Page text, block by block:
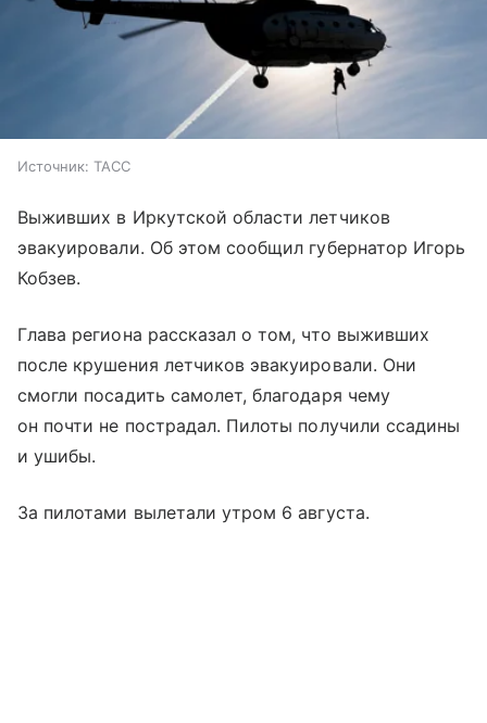
Источник: ТАСС
Выживших в Иркутской области летчиков
эвакуировали. Об этом сообщил губернатор Игорь
Кобзев.
Глава региона рассказал о том, что выживших
после крушения летчиков эвакуировали. Они
смогли посадить самолет, благодаря чему
он почти не пострадал. Пилоты получили ссадины
и ушибы.
За пилотами вылетали утром 6 августа.